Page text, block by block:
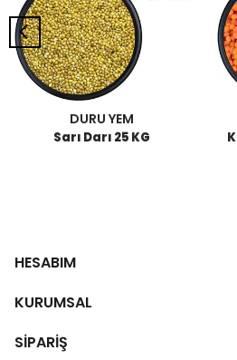
DURU YEM
Sarı Darı 25 KG
HESABIM
KURUMSAL
SİPARİŞ